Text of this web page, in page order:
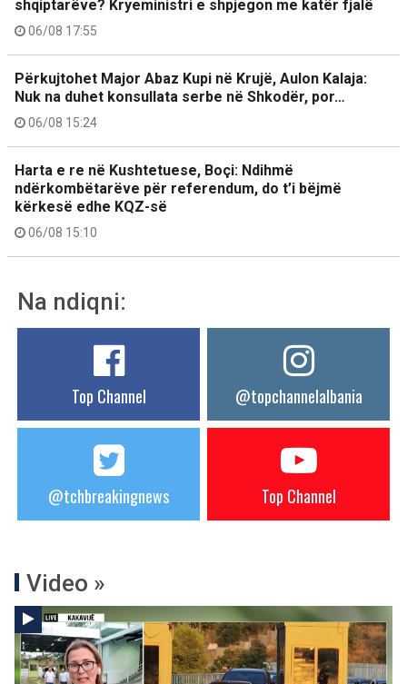
shqiptarëve? Kryeministri e shpjegon me katër fjalë
06/08 17:55
Përkujtohet Major Abaz Kupi në Krujë, Aulon Kalaja:
Nuk na duhet konsullata serbe në Shkodër, por…
06/08 15:24
Harta e re në Kushtetuese, Boçi: Ndihmë
ndërkombëtarëve për referendum, do t’i bëjmë
kërkesë edhe KQZ-së
06/08 15:10
Na ndiqni:
Top Channel @topchannelalbania
@tchbreakingnews Top Channel
Video »